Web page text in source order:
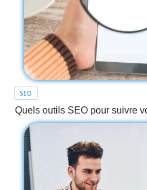
SEO
Quels outils SEO pour suivre